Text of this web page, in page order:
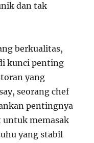
dan tak
berkualitas,
kunci penting
yang
seorang chef
pentingnya
untuk memasak
yang stabil